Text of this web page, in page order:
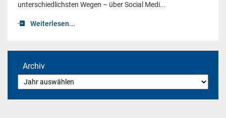
unterschiedlichsten Wegen – über Social Medi...
Weiterlesen...
Archiv